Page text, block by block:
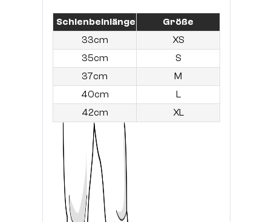
Schienbeinlänge
Größe
33cm
XS
35cm
S
37cm
M
40cm
L
42cm
XL